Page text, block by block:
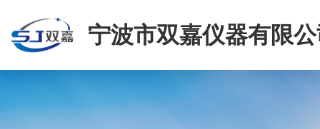
宁波市双嘉仪器有限